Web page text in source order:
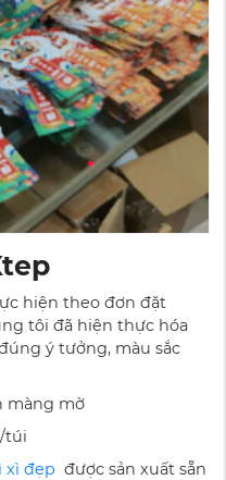
hiện theo đơn đặt
tôi đã hiện thực hóa
ý tưởng, màu sắc
màng mờ
túi
xì đẹp được sản xuất sẵn